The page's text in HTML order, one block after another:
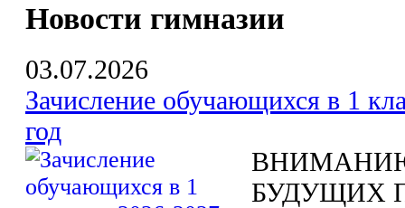
Новости гимназии
03.07.2026
Зачисление обучающихся в 1
год
БУДУЩИХ